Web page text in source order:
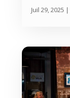
Juil 29, 2025 |